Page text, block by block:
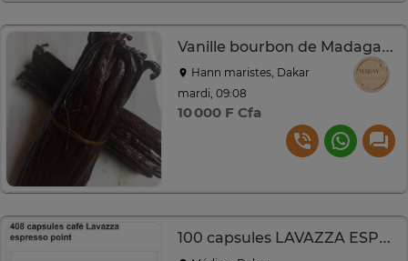
Vanille bourbon de Madagascar
Hann maristes, Dakar
mardi, 09:08
10 000 F Cfa
100 capsules LAVAZZA ESPRESSO POINT N°408